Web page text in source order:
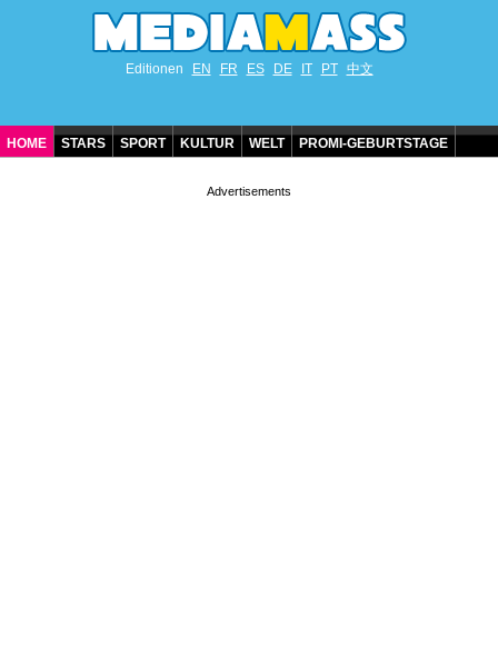
Editionen EN FR ES DE IT PT 中文
HOME STARS SPORT KULTUR WELT PROMI-GEBURTSTAGE